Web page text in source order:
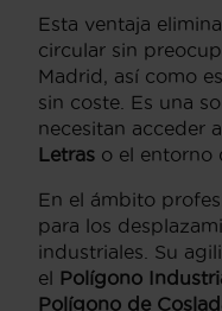
Esta ventaja
circular sin
Madrid, así como
sin coste. Es una
necesitan acceder
Letras o el entorno
En el ámbito
para los
industriales. Su
el Polígono
Polígono de